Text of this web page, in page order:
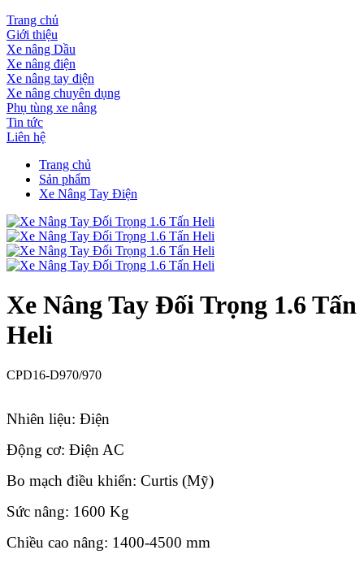
Trang chủ
Giới thiệu
Xe nâng Dầu
Xe nâng điện
Xe nâng tay điện
Xe nâng chuyên dụng
Phụ tùng xe nâng
Tin tức
Liên hệ
Trang chủ
Sản phẩm
Xe Nâng Tay Điện
Xe Nâng Tay Đối Trọng 1.6 Tấn
Heli
CPD16-D970/970
Nhiên liệu: Điện
Động cơ: Điện AC
Bo mạch điều khiển: Curtis (Mỹ)
Sức nâng: 1600 Kg
Chiều cao nâng: 1400-4500 mm